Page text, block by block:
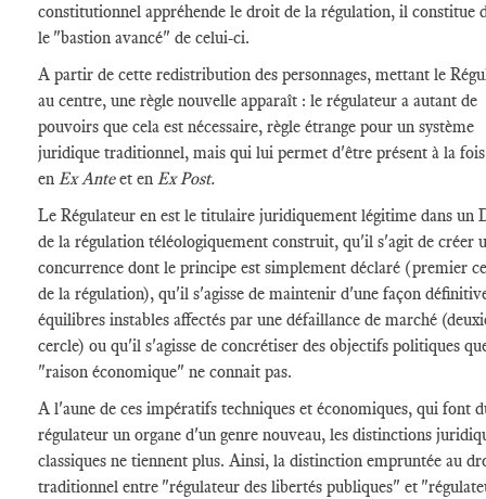
constitutionnel appréhende le droit de la régulation, il constitue
le "bastion avancé" de celui-ci.
A partir de cette redistribution des personnages, mettant le
au centre, une règle nouvelle apparaît : le régulateur a autant de
pouvoirs que cela est nécessaire, règle étrange pour un système
juridique traditionnel, mais qui lui permet d'être présent à la fois
en Ex Anteet en Ex Post.
Le Régulateur en est le titulaire juridiquement légitime dans un
de la régulation téléologiquement construit, qu'il s'agit de créer
concurrence dont le principe est simplement déclaré (premier
de la régulation), qu'il s'agisse de maintenir d'une façon
équilibres instables affectés par une défaillance de marché
cercle) ou qu'il s'agisse de concrétiser des objectifs politiques
"raison économique" ne connait pas.
A l'aune de ces impératifs techniques et économiques, qui font
régulateur un organe d'un genre nouveau, les distinctions
classiques ne tiennent plus. Ainsi, la distinction empruntée au
traditionnel entre "régulateur des libertés publiques" et